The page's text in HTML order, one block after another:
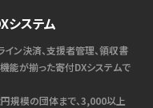
システム
イン決済、支援者管理、領収書
能が揃った寄付DXシステムで
規模の団体まで、3,000以上